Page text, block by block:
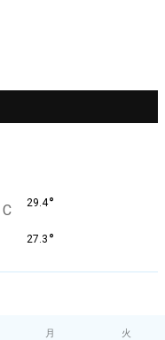
C 29.4°
27.3 °
月 火